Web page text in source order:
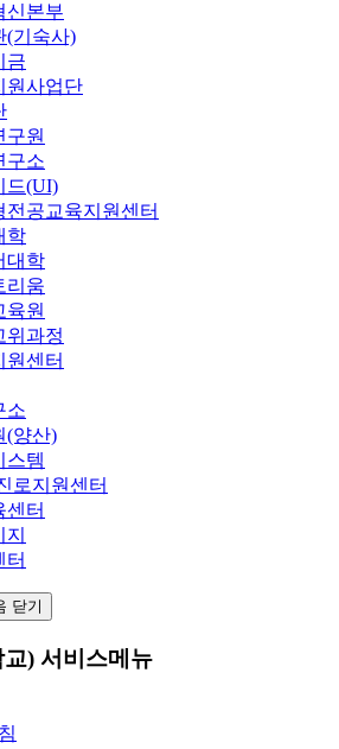
신본부
(기숙사)
금
원사업단
구원
구소
드(UI)
전공교육지원센터
학
대학
리움
육원
위과정
원센터
소
(양산)
스템
로지원센터
센터
터
닫기
) 서비스메뉴